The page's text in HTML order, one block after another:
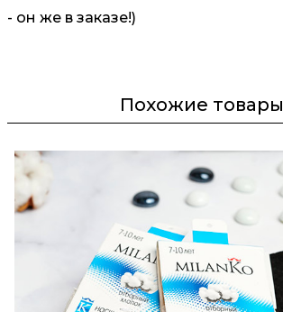
- он же в заказе!)
Похожие товары